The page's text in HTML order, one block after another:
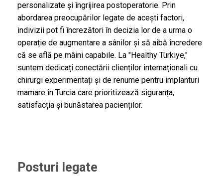
personalizate și îngrijirea postoperatorie. Prin
abordarea preocupărilor legate de acești factori,
indivizii pot fi încrezători în decizia lor de a urma o
operație de augmentare a sânilor și să aibă încredere
că se află pe mâini capabile. La "Healthy Türkiye,"
suntem dedicați conectării clienților internaționali cu
chirurgi experimentați și de renume pentru implanturi
mamare în Turcia care prioritizează siguranța,
satisfacția și bunăstarea pacienților.
Posturi legate